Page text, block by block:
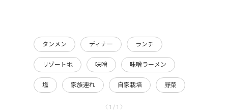
タンメン ディナー ランチ
リゾート地 味噌 味噌ラーメン
塩 家族連れ 自家栽培 野菜
〈 1 / 1 〉